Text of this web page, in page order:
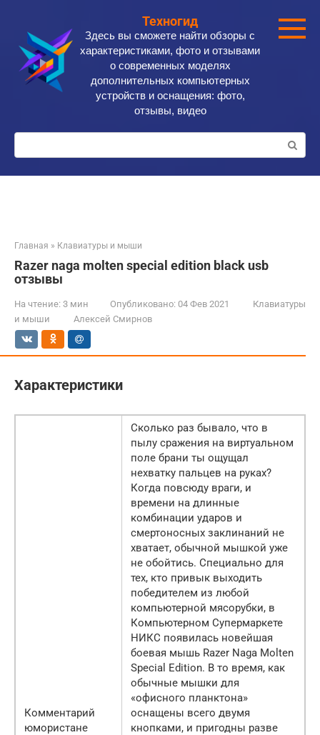
контенту
Техногид
Здесь вы сможете найти обзоры с
характеристиками, фото и отзывами
о современных моделях
дополнительных компьютерных
устройств и оснащения: фото,
отзывы, видео
Поиск:
Главная » Клавиатуры и мыши
Razer naga molten special edition black usb
отзывы
На чтение: 3 мин Опубликовано: 04 Фев 2021
Клавиатуры
и мыши
Алексей Смирнов
Характеристики
Комментарий
юмористане
Сколько раз бывало, что в
пылу сражения на виртуальном
поле брани ты ощущал
нехватку пальцев на руках?
Когда повсюду враги, и
времени на длинные
комбинации ударов и
смертоносных заклинаний не
хватает, обычной мышкой уже
не обойтись. Специально для
тех, кто привык выходить
победителем из любой
компьютерной мясорубки, в
Компьютерном Супермаркете
НИКС появилась новейшая
боевая мышь Razer Naga Molten
Special Edition. В то время, как
обычные мышки для
«офисного планктона»
оснащены всего двумя
кнопками, и пригодны разве